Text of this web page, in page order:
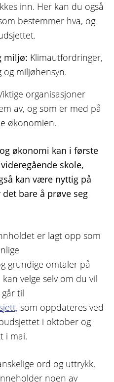
inn. Her kan du også
bestemmer hva, og
miljø: Klimautfordringer,
miljøhensyn.
organisasjoner
av, og som er med på
økonomien.
økonomi kan i første
skole,
kan være nyttig på
bare å prøve seg
er lagt opp som
grundige omtaler på
velge selv om du vil
til
som oppdateres ved
i oktober og
i mai.
ord og uttrykk.
noen av